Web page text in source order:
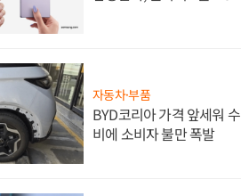
자동차·부품
BYD코리아 가격 앞세워
비에 소비자 불만 폭발